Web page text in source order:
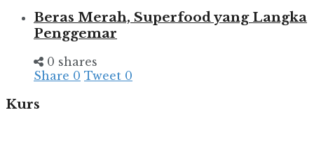
Beras Merah, Superfood yang Langka
Penggemar
0 shares
Share 0 Tweet 0
Kurs